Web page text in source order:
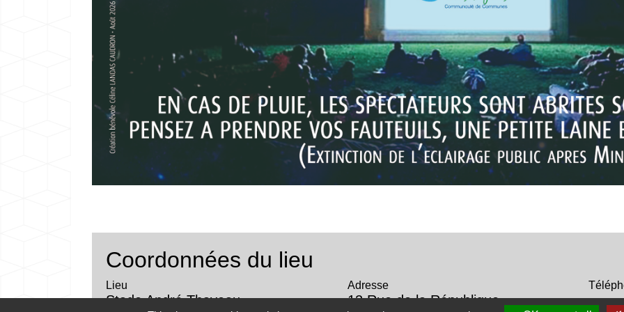
Coordonnées du lieu
Lieu
Stade André Thaveau
Adresse
13 Rue de la République -